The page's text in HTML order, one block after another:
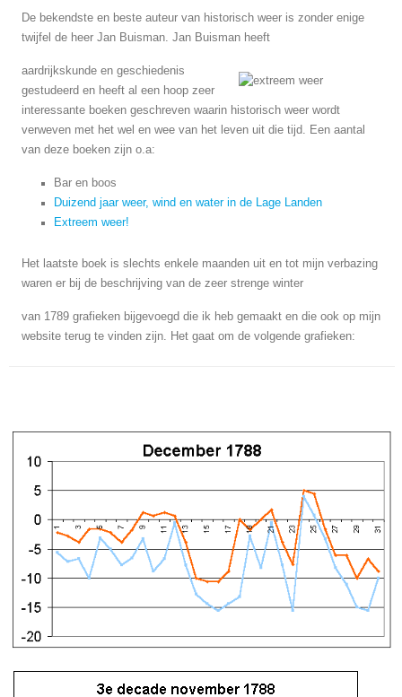
De bekendste en beste auteur van historisch weer is zonder enige
twijfel de heer Jan Buisman. Jan Buisman heeft
aardrijkskunde en geschiedenis
gestudeerd en heeft al een hoop zeer
interessante boeken geschreven waarin historisch weer wordt
verweven met het wel en wee van het leven uit die tijd. Een aantal
van deze boeken zijn o.a:
Bar en boos
Duizend jaar weer, wind en water in de Lage Landen
Extreem weer!
Het laatste boek is slechts enkele maanden uit en tot mijn verbazing
waren er bij de beschrijving van de zeer strenge winter
van 1789 grafieken bijgevoegd die ik heb gemaakt en die ook op mijn
website terug te vinden zijn. Het gaat om de volgende grafieken: